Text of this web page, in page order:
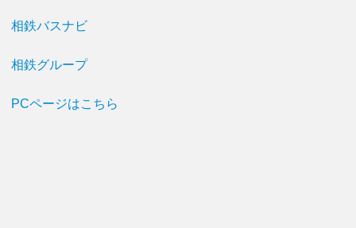
相鉄バスナビ
相鉄グループ
PCページはこちら